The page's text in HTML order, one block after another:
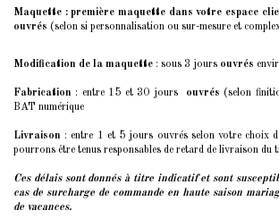
Maquette : première maquette dans votre espace
ouvrés (selon si personnalisation ou sur-mesure et
Modification de la maquette : sous 3 jours ouvrés
Fabrication : entre 15 et 30 jours ouvrés (selon
BAT numérique
Livraison : entre 1 et 5 jours ouvrés selon votre choix
pourrons être tenus responsables de retard de livraison du
Ces délais sont donnés à titre indicatif et sont
cas de surcharge de commande en haute saison
de vacances.